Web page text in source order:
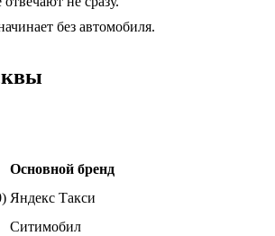
без автомобиля.
Основной бренд
Яндекс Такси
Ситимобил